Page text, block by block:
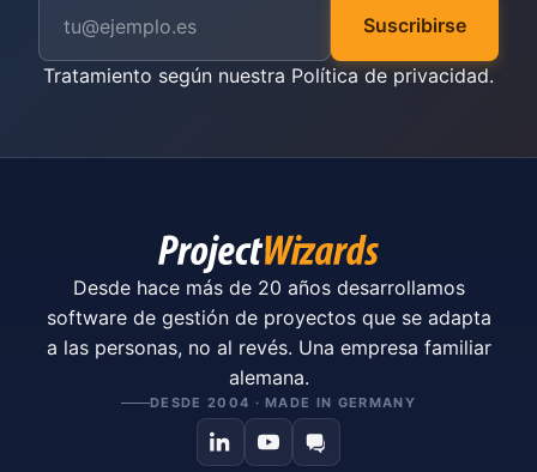
Suscribirse
Tratamiento según nuestra Política de privacidad.
Desde hace más de 20 años desarrollamos
software de gestión de proyectos que se adapta
a las personas, no al revés. Una empresa familiar
alemana.
DESDE 2004 · MADE IN GERMANY